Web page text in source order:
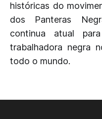
históricas do
dos Panteras
continua atual
trabalhadora negra
todo o mundo.